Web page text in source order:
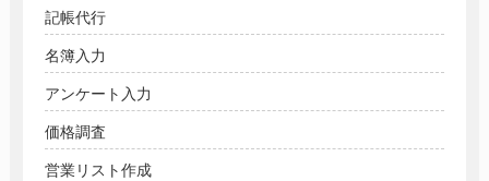
記帳代行
名簿入力
アンケート入力
価格調査
営業リスト作成